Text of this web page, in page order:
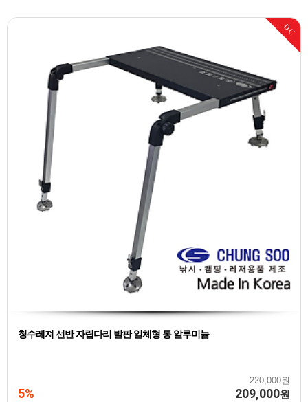
DC
청수레져 선반 자립다리 발판 일체형 통 알루미늄
220,000원
5% 209,000원